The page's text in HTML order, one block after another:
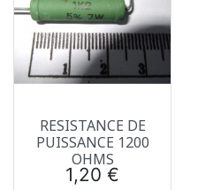
RESISTANCE DE
PUISSANCE 1200
OHMS
Prix
1,20 €